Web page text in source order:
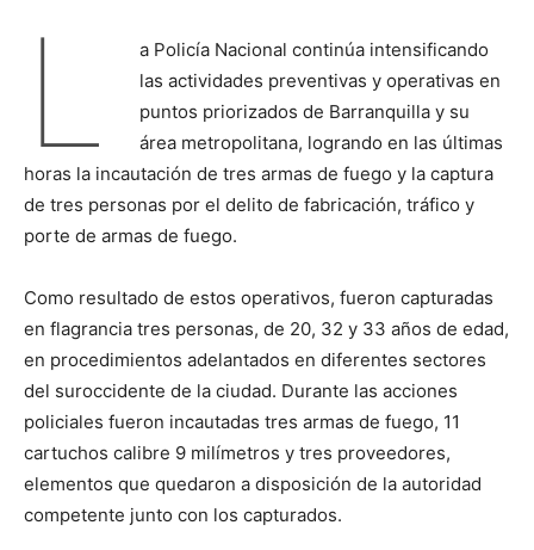
L
a Policía Nacional continúa intensificando
las actividades preventivas y operativas en
puntos priorizados de Barranquilla y su
área metropolitana, logrando en las últimas
horas la incautación de tres armas de fuego y la captura
de tres personas por el delito de fabricación, tráfico y
porte de armas de fuego.
Como resultado de estos operativos, fueron capturadas
en flagrancia tres personas, de 20, 32 y 33 años de edad,
en procedimientos adelantados en diferentes sectores
del suroccidente de la ciudad. Durante las acciones
policiales fueron incautadas tres armas de fuego, 11
cartuchos calibre 9 milímetros y tres proveedores,
elementos que quedaron a disposición de la autoridad
competente junto con los capturados.